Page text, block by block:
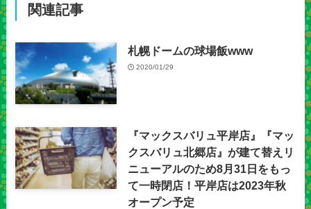
関連記事
札幌ドームの球場飯www
2020/01/29
『マックスバリュ平岸店』『マッ
クスバリュ北郷店』が建て替えリ
ニューアルのため8月31日をもっ
て一時閉店！平岸店は2023年秋
オープン予定